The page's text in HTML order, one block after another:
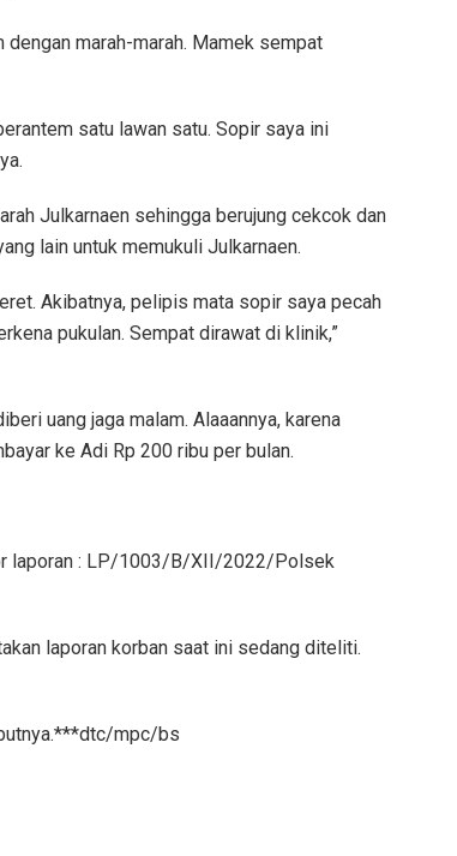
marah-marah. Mamek sempat
satu lawan satu. Sopir saya ini
Julkarnaen sehingga berujung cekcok dan
lain untuk memukuli Julkarnaen.
Akibatnya, pelipis mata sopir saya pecah
pukulan. Sempat dirawat di klinik,”
uang jaga malam. Alaaannya, karena
ke Adi Rp 200 ribu per bulan.
laporan : LP/1003/B/XII/2022/Polsek
laporan korban saat ini sedang diteliti.
mpc/bs